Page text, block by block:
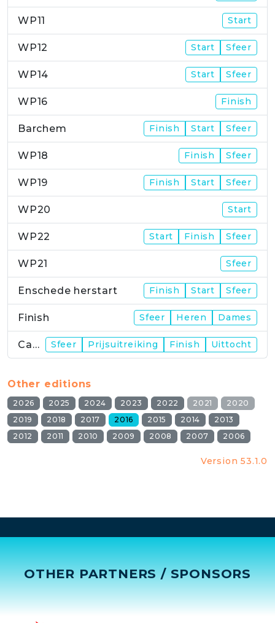
WP11 Start
WP12 Start Sfeer
WP14 Start Sfeer
WP16 Finish
Barchem Finish Start Sfeer
WP18 Finish Sfeer
WP19 Finish Start Sfeer
WP20 Start
WP22 Start Finish Sfeer
WP21 Sfeer
Enschede herstart Finish Start Sfeer
Finish Sfeer Heren Dames
Campus Sfeer Prijsuitreiking Finish Uittocht
Other editions
2026 2025 2024 2023 2022 2021
2020
2019
2018 2017 2016 2015 2014
2013
2012
2011 2010 2009 2008 2007 2006
Version 53.1.0
OTHER PARTNERS / SPONSORS